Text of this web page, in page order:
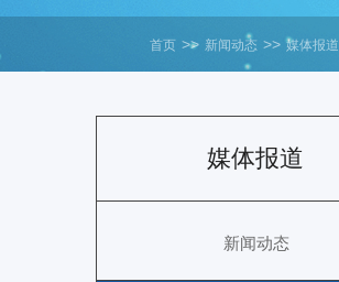
首页 >> 新闻动态 >> 媒体报道
媒体报道
新闻动态